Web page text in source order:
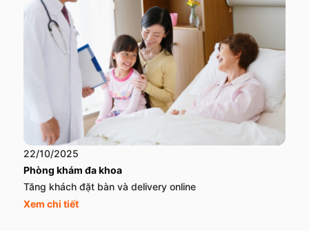
22/10/2025
Phòng khám đa khoa
Tăng khách đặt bàn và delivery online
Xem chi tiết